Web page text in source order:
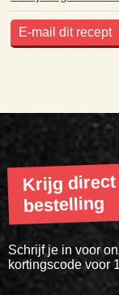
E-mail dit recept
Krijg
bestelling
Schrijf je in voor
kortingscode voor